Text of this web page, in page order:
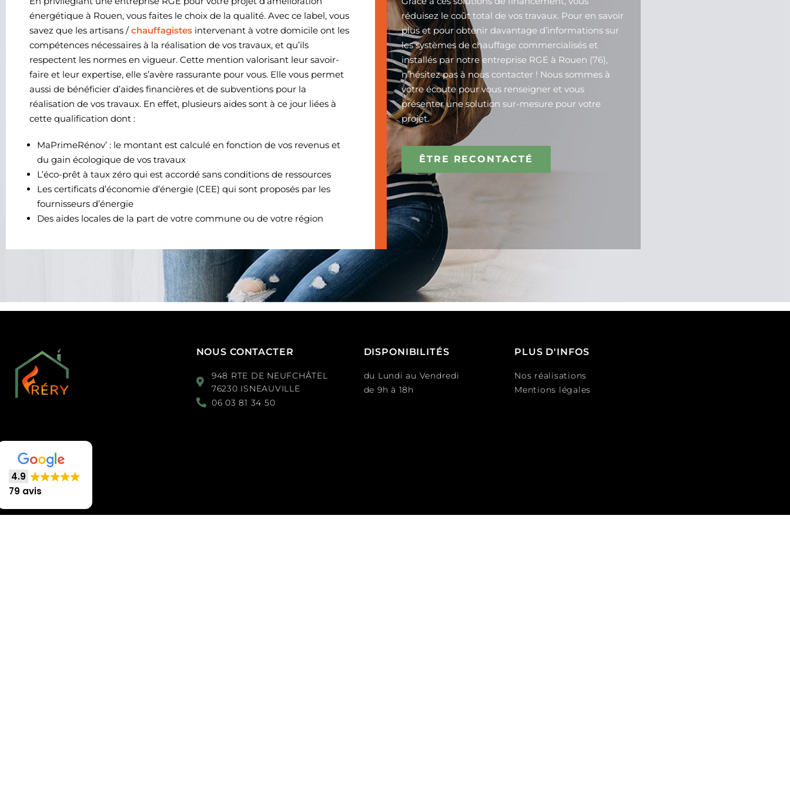
énergétique à Rouen, vous faites le choix de la qualité. Avec ce label, vous
savez que les artisans /chauffagistes intervenant à votre domicile ont les
compétences nécessaires à la réalisation de vos travaux, et qu’ils
respectent les normes en vigueur. Cette mention valorisant leur savoir-
faire et leur expertise, elle s’avère rassurante pour vous. Elle vous permet
aussi de bénéficier d’aides financières et de subventions pour la
réalisation de vos travaux. En effet, plusieurs aides sont à ce jour liées à
cette qualification dont :
MaPrimeRénov’ : le montant est calculé en fonction de vos revenus et
du gain écologique de vos travaux
L’éco-prêt à taux zéro qui est accordé sans conditions de ressources
Les certificats d’économie d’énergie (CEE) qui sont proposés par les
fournisseurs d’énergie
Des aides locales de la part de votre commune ou de votre région
réduisez le coût total de vos travaux. Pour en savoir
plus et pour obtenir davantage d’informations sur
les systèmes de chauffage commercialisés et
installés par notre entreprise RGE à Rouen (76),
n’hésitez pas à nous contacter ! Nous sommes à
votre écoute pour vous renseigner et vous
présenter une solution sur-mesure pour votre
projet.
ÊTRE RECONTACTÉ
4.9
79 avis
NOUS CONTACTER
948 RTE DE NEUFCHÂTEL
76230 ISNEAUVILLE
06 03 81 34 50
DISPONIBILITÉS
du Lundi au Vendredi
de 9h à 18h
PLUS D'INFOS
Nos réalisations
Mentions légales